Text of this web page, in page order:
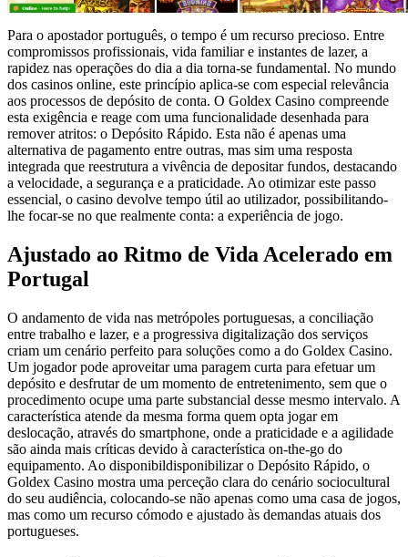
Para o apostador português, o tempo é um recurso precioso. Entre
compromissos profissionais, vida familiar e instantes de lazer, a
rapidez nas operações do dia a dia torna-se fundamental. No mundo
dos casinos online, este princípio aplica-se com especial relevância
aos processos de depósito de conta. O Goldex Casino compreende
esta exigência e reage com uma funcionalidade desenhada para
remover atritos: o Depósito Rápido. Esta não é apenas uma
alternativa de pagamento entre outras, mas sim uma resposta
integrada que reestrutura a vivência de depositar fundos, destacando
a velocidade, a segurança e a praticidade. Ao otimizar este passo
essencial, o casino devolve tempo útil ao utilizador, possibilitando-
lhe focar-se no que realmente conta: a experiência de jogo.
Ajustado ao Ritmo de Vida Acelerado em
Portugal
O andamento de vida nas metrópoles portuguesas, a conciliação
entre trabalho e lazer, e a progressiva digitalização dos serviços
criam um cenário perfeito para soluções como a do Goldex Casino.
Um jogador pode aproveitar uma paragem curta para efetuar um
depósito e desfrutar de um momento de entretenimento, sem que o
procedimento ocupe uma parte substancial desse mesmo intervalo. A
característica atende da mesma forma quem opta jogar em
deslocação, através do smartphone, onde a praticidade e a agilidade
são ainda mais críticas devido à característica on-the-go do
equipamento. Ao disponibildisponibilizar o Depósito Rápido, o
Goldex Casino mostra uma perceção clara do cenário sociocultural
do seu audiência, colocando-se não apenas como uma casa de jogos,
mas como um recurso cómodo e ajustado às demandas atuais dos
portugueses.